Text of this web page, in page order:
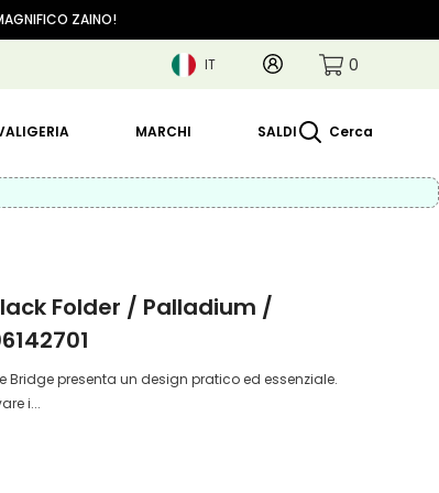
ZAINO!
IT
IT
Account 0
articoli
MARCHI SALDI Cerca
Folder / Palladium /
Bridge presenta un design pratico ed essenziale.
i...